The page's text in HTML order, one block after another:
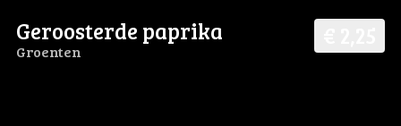
Geroosterde paprika
Groenten